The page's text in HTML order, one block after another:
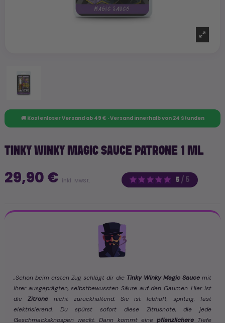
🚚 Kostenloser Versand ab 49 € · Versand innerhalb von 24 Stunden
TINKY WINKY MAGIC SAUCE PATRONE 1 ML
5 / 5
29,90 € inkl. MwSt.
„Schon beim ersten Zug schlägt dir die Tinky Winky Magic Saucemit
ihrer ausgeprägten, selbstbewussten Säure auf den Gaumen. Hier ist
die Zitronenicht zurückhaltend. Sie ist lebhaft, spritzig, fast
elektrisierend. Du spürst sofort diese Zitrusnote, die jede
Geschmacksknospen weckt. Dann kommt eine pflanzlichereTiefe